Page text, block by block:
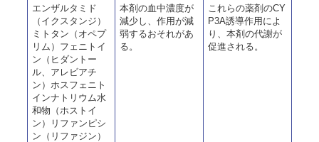
エンザルタミド
（イクスタンジ）
ミトタン（オペプ
リム）フェニトイ
ン（ヒダントー
ル、アレビアチ
ン）ホスフェニト
インナトリウム水
和物（ホストイ
ン）リファンピシ
ン（リファジン）
本剤の血中濃度が
減少し、作用が減
弱するおそれがあ
る。
これらの薬剤のCY
P3A誘導作用によ
り、本剤の代謝が
促進される。